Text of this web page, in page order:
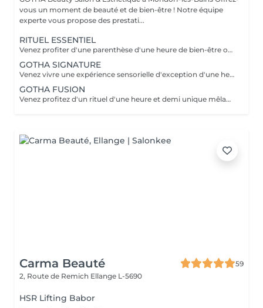
vous un moment de beauté et de bien-être ! Notre équipe
experte vous propose des prestati...
RITUEL ESSENTIEL
Venez profiter d'une parenthèse d'une heure de bien-être où cuir chevelu et cheveux sont sublimés grâce à des soins personnalisés. Laissez-vous guider dans une première immersion douce et profondément relaxante.
GOTHA SIGNATURE
Venez vivre une expérience sensorielle d'exception d'une heure et demi, où chaque geste vous enveloppe dans un lâcher-prise absolu. Laissez-vous porter par un rituel profond, alliant détente, raffinement et évasion.
GOTHA FUSION
Venez profitez d'un rituel d'une heure et demi unique mêlant head spa et soin du visage pour une harmonie parfaite entre éclat et relaxation. Laissez-vous transporter dans une expérience enveloppante, où le corps et l'esprit se relâchent pleinement.
Carma Beauté
59
2, Route de Remich Ellange L-5690
HSR Lifting Babor